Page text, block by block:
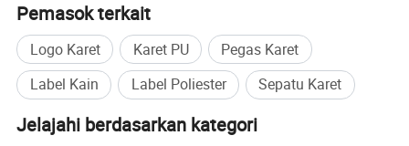
Pemasok terkait
Logo Karet Karet PU
Pegas Karet
Label Kain
Label Poliester Sepatu Karet
Jelajahi berdasarkan kategori